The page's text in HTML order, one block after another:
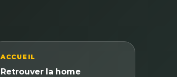
ACCUEIL
Retrouver la home